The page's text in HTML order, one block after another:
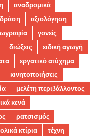
αναδρομικά
δράση
αξιολόγηση
γονείς
διώξεις
ειδική αγωγή
εργατικό ατύχημα
κινητοποιήσεις
μελέτη περιβάλλοντος
κενά
ρατσισμός
κτίρια
τέχνη